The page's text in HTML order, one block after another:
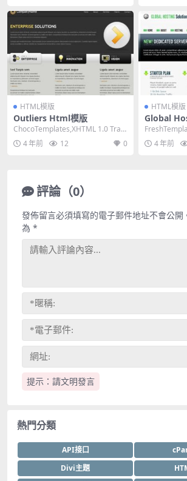
HTML模版
Outliers Html模版
ChocoTemplates,XHTML 1.0 Tran
sitional,Fi...
4 年前 12 0
HTML模版
Global
itional,Fi...
4 年前
評論（0）
提示：請文明發言
發佈留言必須填寫的電子郵件地址不會公開
為 *
熱門分類
API接口
Divi主題